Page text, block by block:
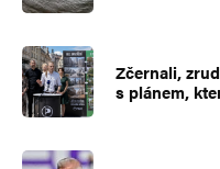
Zčernali,
s plánem,